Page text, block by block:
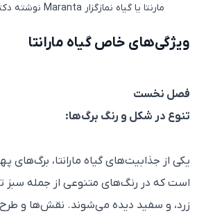
مارنتا یا گیاه نمازگزار Maranta نوشته دکتر مازیارمیر
ویژگی‌های خاص گیاه مارانتا
فصل نخست
تنوع در شکل و رنگ برگ‌ها:
یکی از جذابیت‌های گیاه مارانتا، برگ‌های پهن
است که در رنگ‌های متنوعی از جمله سبز تیره،
زرد، و سفید دیده می‌شوند. نقش‌ها و